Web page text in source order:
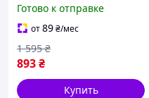
шлейфом без кнопки
Home
Готово к отправке
от89₴/мес
893₴
1 595 ₴
Купить